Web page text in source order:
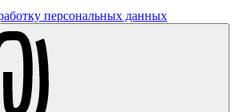
персональных данных